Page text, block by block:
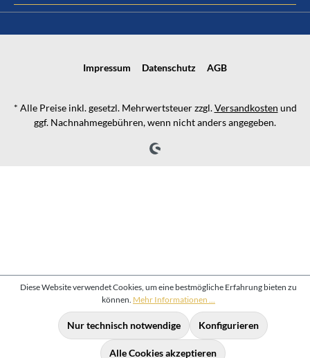
Impressum Datenschutz AGB
* Alle Preise inkl. gesetzl. Mehrwertsteuer zzgl.Versandkosten und
ggf. Nachnahmegebühren, wenn nicht anders angegeben.
Diese Website verwendet Cookies, um eine bestmögliche Erfahrung bieten zu
können. Mehr Informationen ...
Nur technisch notwendige Konfigurieren
Alle Cookies akzeptieren